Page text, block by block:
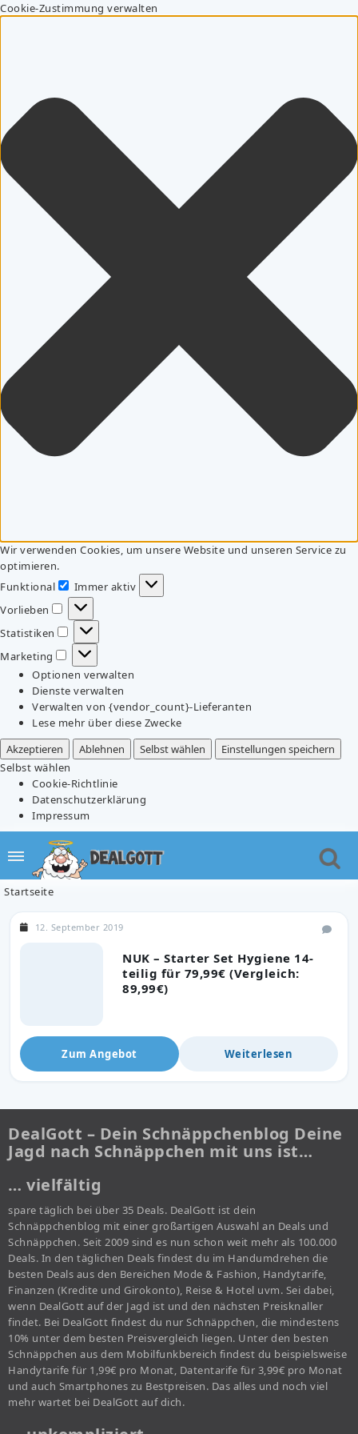
Cookie-Zustimmung verwalten
Wir verwenden Cookies, um unsere Website und unseren Service zu
optimieren.
Funktional
Funktional
Immer aktiv
Vorlieben
Vorlieben
Statistiken
Statistiken
Marketing
Marketing
Optionen verwalten
Dienste verwalten
Verwalten von {vendor_count}-Lieferanten
Lese mehr über diese Zwecke
Akzeptieren
Ablehnen Selbst wählen
Einstellungen speichern
Selbst wählen
Cookie-Richtlinie
Datenschutzerklärung
Impressum
Startseite
NUK – Starter Set Hygiene 14-
teilig für 79,99€ (Vergleich:
89,99€)
12. September 2019
Zum Angebot Weiterlesen
DealGott – Dein Schnäppchenblog Deine
Jagd nach Schnäppchen mit uns ist…
… vielfältig
spare täglich bei über 35 Deals. DealGott ist dein
Schnäppchenblog mit einer großartigen Auswahl an Deals und
Schnäppchen. Seit 2009 sind es nun schon weit mehr als 100.000
Deals. In den täglichen Deals findest du im Handumdrehen die
besten Deals aus den Bereichen Mode & Fashion, Handytarife,
Finanzen (Kredite und Girokonto), Reise & Hotel uvm. Sei dabei,
wenn DealGott auf der Jagd ist und den nächsten Preisknaller
findet. Bei DealGott findest du nur Schnäppchen, die mindestens
10% unter dem besten Preisvergleich liegen. Unter den besten
Schnäppchen aus dem Mobilfunkbereich findest du beispielsweise
Handytarife für 1,99€ pro Monat, Datentarife für 3,99€ pro Monat
und auch Smartphones zu Bestpreisen. Das alles und noch viel
mehr wartet bei DealGott auf dich.